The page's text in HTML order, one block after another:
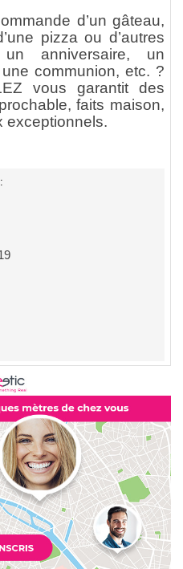
d’un gâteau,
pizza ou d’autres
anniversaire, un
communion, etc. ?
vous garantit des
faits maison,
exceptionnels.